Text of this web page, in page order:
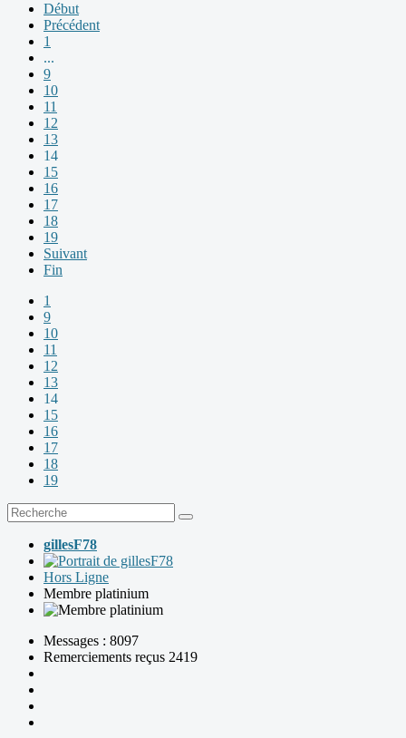
Début
Précédent
1
...
9
10
11
12
13
14
15
16
17
18
19
Suivant
Fin
1
9
10
11
12
13
14
15
16
17
18
19
gillesF78
Hors Ligne
Membre platinium
Messages : 8097
Remerciements reçus 2419